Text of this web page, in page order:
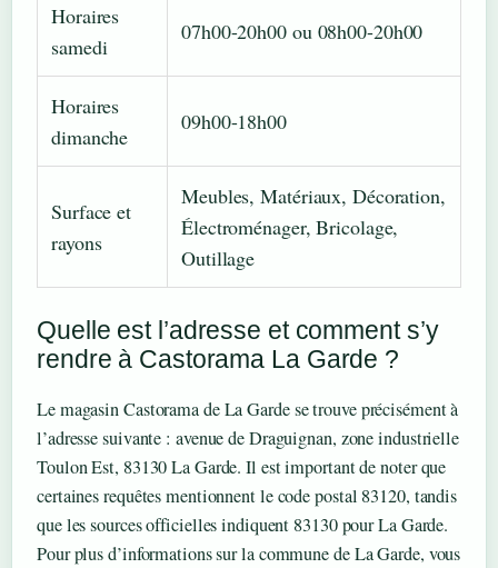
Horaires
samedi
07h00-20h00 ou 08h00-20h00
Horaires
dimanche
09h00-18h00
Surface et
rayons
Meubles, Matériaux, Décoration,
Électroménager, Bricolage,
Outillage
Quelle est l’adresse et comment s’y
rendre à Castorama La Garde ?
Le magasin Castorama de La Garde se trouve précisément à
l’adresse suivante : avenue de Draguignan, zone industrielle
Toulon Est, 83130 La Garde. Il est important de noter que
certaines requêtes mentionnent le code postal 83120, tandis
que les sources officielles indiquent 83130 pour La Garde.
Pour plus d’informations sur la commune de La Garde, vous